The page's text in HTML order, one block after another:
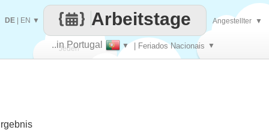
Jeden
..in Portugal ▼ | Feriados Nacionais ▼
Arbeitstage
DE EN ▼ Angestellter ▼